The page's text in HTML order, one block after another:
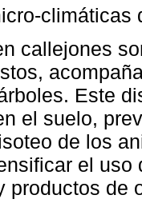
climáticas
callejones
Este
el suelo,
de los
el uso
productos de